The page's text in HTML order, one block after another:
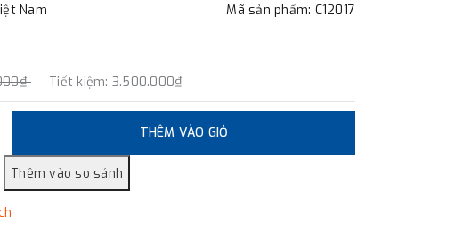
Nam Mã sản phẩm: C12017
Tiết kiệm: 3.500.000₫
THÊM VÀO GIỎ